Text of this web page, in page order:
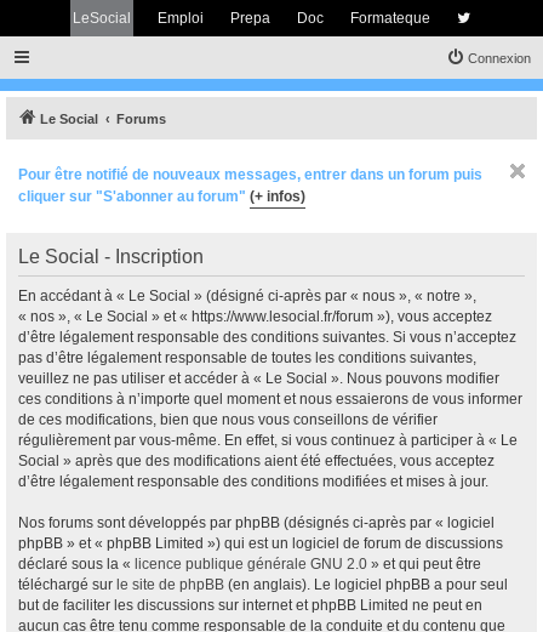
LeSocial Emploi Prepa Doc Formateque
Connexion
Le Social Forums
Pour être notifié de nouveaux messages, entrer dans un forum puis
cliquer sur "S'abonner au forum" (+ infos)
Le Social - Inscription
En accédant à « Le Social » (désigné ci-après par « nous », « notre »,
« nos », « Le Social » et « https://www.lesocial.fr/forum »), vous acceptez
d’être légalement responsable des conditions suivantes. Si vous n’acceptez
pas d’être légalement responsable de toutes les conditions suivantes,
veuillez ne pas utiliser et accéder à « Le Social ». Nous pouvons modifier
ces conditions à n’importe quel moment et nous essaierons de vous informer
de ces modifications, bien que nous vous conseillons de vérifier
régulièrement par vous-même. En effet, si vous continuez à participer à « Le
Social » après que des modifications aient été effectuées, vous acceptez
d’être légalement responsable des conditions modifiées et mises à jour.
Nos forums sont développés par phpBB (désignés ci-après par « logiciel
phpBB » et « phpBB Limited ») qui est un logiciel de forum de discussions
déclaré sous la « licence publique générale GNU 2.0 » et qui peut être
téléchargé sur le site de phpBB (en anglais). Le logiciel phpBB a pour seul
but de faciliter les discussions sur internet et phpBB Limited ne peut en
aucun cas être tenu comme responsable de la conduite et du contenu que